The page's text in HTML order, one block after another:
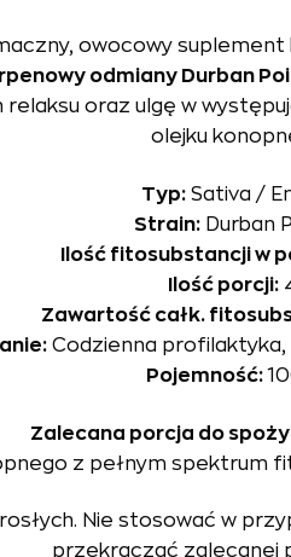
owocowy
odmiany Durban
oraz ulgę w
olejku
Typ:Sativa /
Strain:Durban
Ilość fitosubstancji w
Ilość porcji:
Zawartość całk.
Codzienna profilaktyka,
Pojemność:
Zalecana porcja do
z pełnym spektrum
Nie stosować w
przekraczać zalecanej